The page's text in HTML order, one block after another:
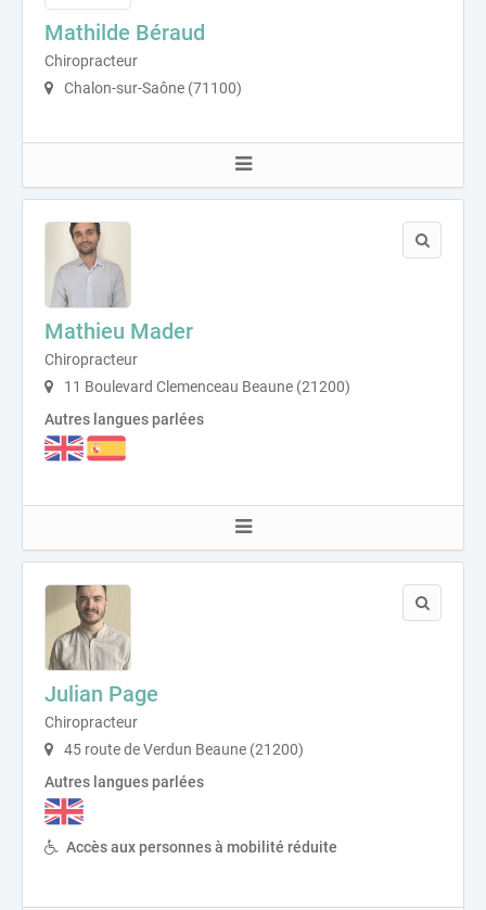
Mathilde Béraud
Chiropracteur
Chalon-sur-Saône (71100)
Mathieu Mader
Chiropracteur
11 Boulevard Clemenceau Beaune (21200)
Autres langues parlées
Julian Page
Chiropracteur
45 route de Verdun Beaune (21200)
Autres langues parlées
Accès aux personnes à mobilité réduite